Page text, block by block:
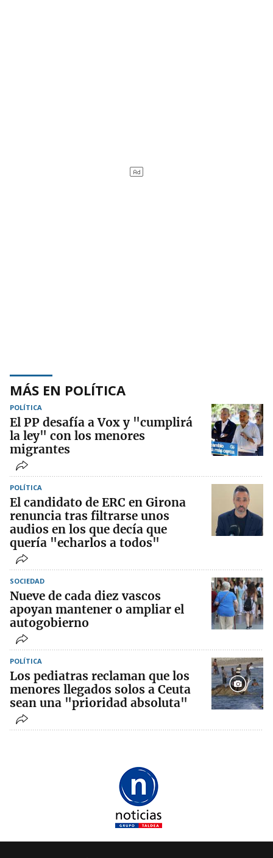
MÁS EN POLÍTICA
POLÍTICA
El PP desafía a Vox y "cumplirá
la ley" con los menores
migrantes
POLÍTICA
El candidato de ERC en Girona
renuncia tras filtrarse unos
audios en los que decía que
quería "echarlos a todos"
SOCIEDAD
Nueve de cada diez vascos
apoyan mantener o ampliar el
autogobierno
POLÍTICA
Los pediatras reclaman que los
menores llegados solos a Ceuta
sean una "prioridad absoluta"